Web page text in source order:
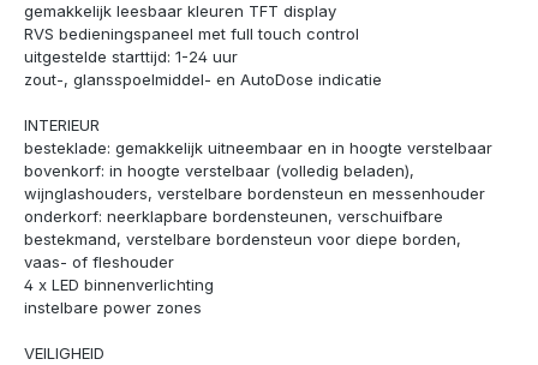
gemakkelijk leesbaar kleuren TFT display
RVS bedieningspaneel met full touch control
uitgestelde starttijd: 1-24 uur
zout-, glansspoelmiddel- en AutoDose indicatie
INTERIEUR
besteklade: gemakkelijk uitneembaar en in hoogte verstelbaar
bovenkorf: in hoogte verstelbaar (volledig beladen),
wijnglashouders, verstelbare bordensteun en messenhouder
onderkorf: neerklapbare bordensteunen, verschuifbare
bestekmand, verstelbare bordensteun voor diepe borden,
vaas- of fleshouder
4 x LED binnenverlichting
instelbare power zones
VEILIGHEID